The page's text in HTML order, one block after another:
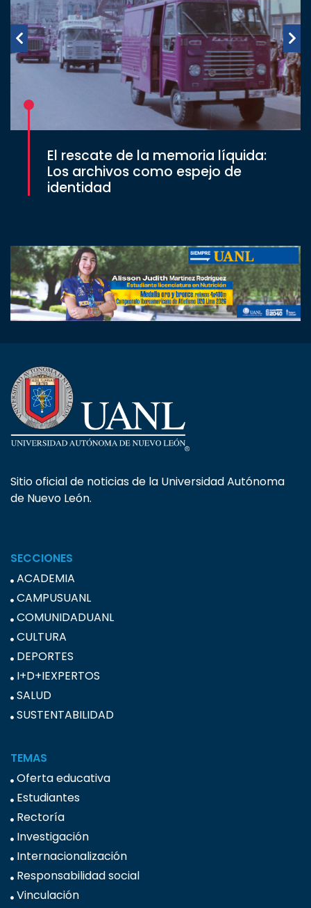
El rescate de la memoria líquida:
Los archivos como espejo de
identidad
Sitio oficial de noticias de la Universidad Autónoma
de Nuevo León.
SECCIONES
ACADEMIA
CAMPUSUANL
COMUNIDADUANL
CULTURA
DEPORTES
I+D+IEXPERTOS
SALUD
SUSTENTABILIDAD
TEMAS
Oferta educativa
Estudiantes
Rectoría
Investigación
Internacionalización
Responsabilidad social
Vinculación